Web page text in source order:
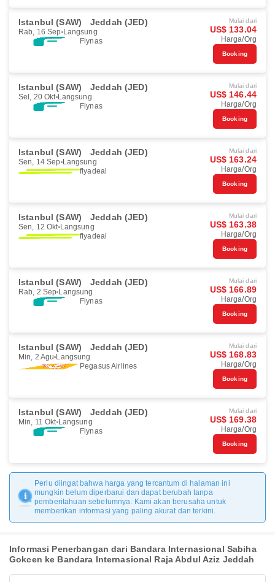
Istanbul (SAW) Jeddah (JED)
Rab, 16 Sep Langsung
Flynas
Mulai dari
US$ 133.04
Harga/Org
Booking
Istanbul (SAW) Jeddah (JED)
Sel, 20 Okt Langsung
Flynas
Mulai dari
US$ 146.44
Harga/Org
Booking
Istanbul (SAW) Jeddah (JED)
Sen, 14 Sep Langsung
flyadeal
Mulai dari
US$ 163.24
Harga/Org
Booking
Istanbul (SAW) Jeddah (JED)
Sen, 12 Okt Langsung
flyadeal
Mulai dari
US$ 163.38
Harga/Org
Booking
Istanbul (SAW) Jeddah (JED)
Rab, 2 Sep Langsung
Flynas
Mulai dari
US$ 166.89
Harga/Org
Booking
Istanbul (SAW) Jeddah (JED)
Min, 2 Agu Langsung
Pegasus Airlines
Mulai dari
US$ 168.83
Harga/Org
Booking
Istanbul (SAW) Jeddah (JED)
Min, 11 Okt Langsung
Flynas
Mulai dari
US$ 169.38
Harga/Org
Booking
Perlu diingat bahwa harga yang tercantum di halaman ini
mungkin belum diperbarui dan dapat berubah tanpa
pemberitahuan sebelumnya. Kami akan berusaha untuk
memberikan informasi yang paling akurat dan terkini.
Informasi Penerbangan dari Bandara Internasional Sabiha
Gokcen ke Bandara Internasional Raja Abdul Aziz Jeddah